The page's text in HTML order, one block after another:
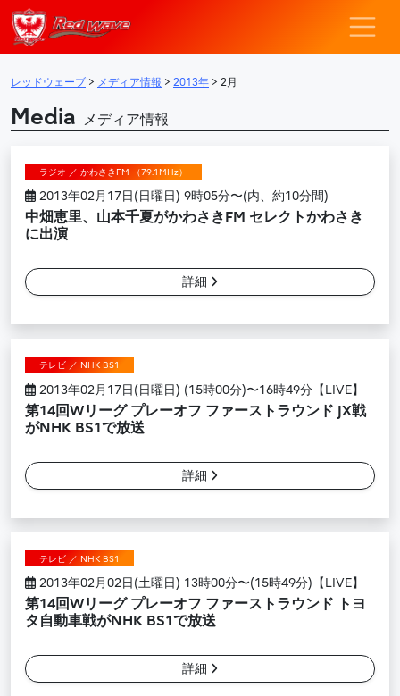
メインナビゲーション
レッドウェー
レッドウェーブ > メディア情報 > 2013年 > 2月
Media メディア情報
ラジオ ／ かわさきFM （79.1MHz）
2013年02月17日(日曜日) 9時05分〜(内、約10分間)
中畑恵里、山本千夏がかわさきFM セレクトかわさき
に出演
詳細
テレビ ／ NHK BS1
2013年02月17日(日曜日) (15時00分)〜16時49分【LIVE】
第14回Wリーグ プレーオフ ファーストラウンド JX戦
がNHK BS1で放送
詳細
テレビ ／ NHK BS1
2013年02月02日(土曜日) 13時00分〜(15時49分)【LIVE】
第14回Wリーグ プレーオフ ファーストラウンド トヨ
タ自動車戦がNHK BS1で放送
詳細